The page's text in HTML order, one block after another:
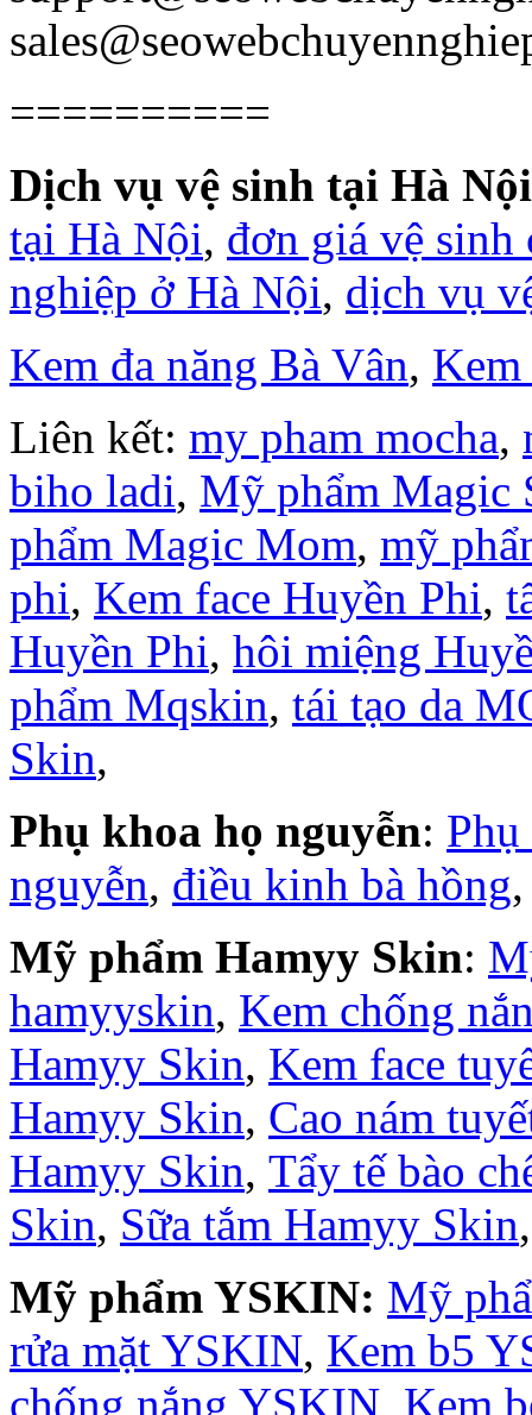
==========
Dịch vụ vệ sinh tại Hà
tại Hà Nội, đơn giá vệ sinh
nghiệp ở Hà Nội, dịch vụ
Kem đa năng Bà Vân,
Liên kết: my pham mocha,
biho ladi, Mỹ phẩm Magic
phẩm Magic Mom, mỹ
phi, Kem face Huyền Phi,
Huyền Phi, hôi miệng
phẩm Mqskin, tái tạo da
Skin,
Phụ khoa họ nguyễn:
nguyễn, điều kinh bà hồng
Mỹ phẩm Hamyy Skin:
hamyyskin, Kem chống
Hamyy Skin, Kem face
Hamyy Skin, Cao nám
Hamyy Skin, Tẩy tế bào
Skin, Sữa tắm Hamyy Skin
Mỹ phẩm YSKIN: Mỹ
rửa mặt YSKIN, Kem b5
chống nắng YSKIN, Kem